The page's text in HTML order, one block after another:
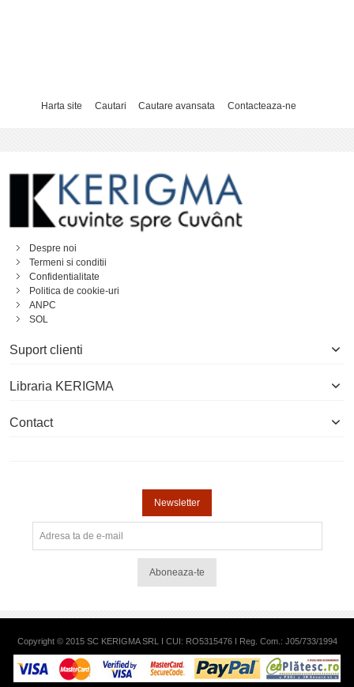
Harta site Cautari Cautare avansata Contacteaza-ne
Despre noi
Termeni si conditii
Confidentialitate
Politica de cookie-uri
ANPC
SOL
Suport clienti
Libraria KERIGMA
Contact
Newsletter
Aboneaza-te
Copyright © 2015 SC KERIGMA SRL I CUI: RO5315476 I Reg. Com.: J05/733/1994